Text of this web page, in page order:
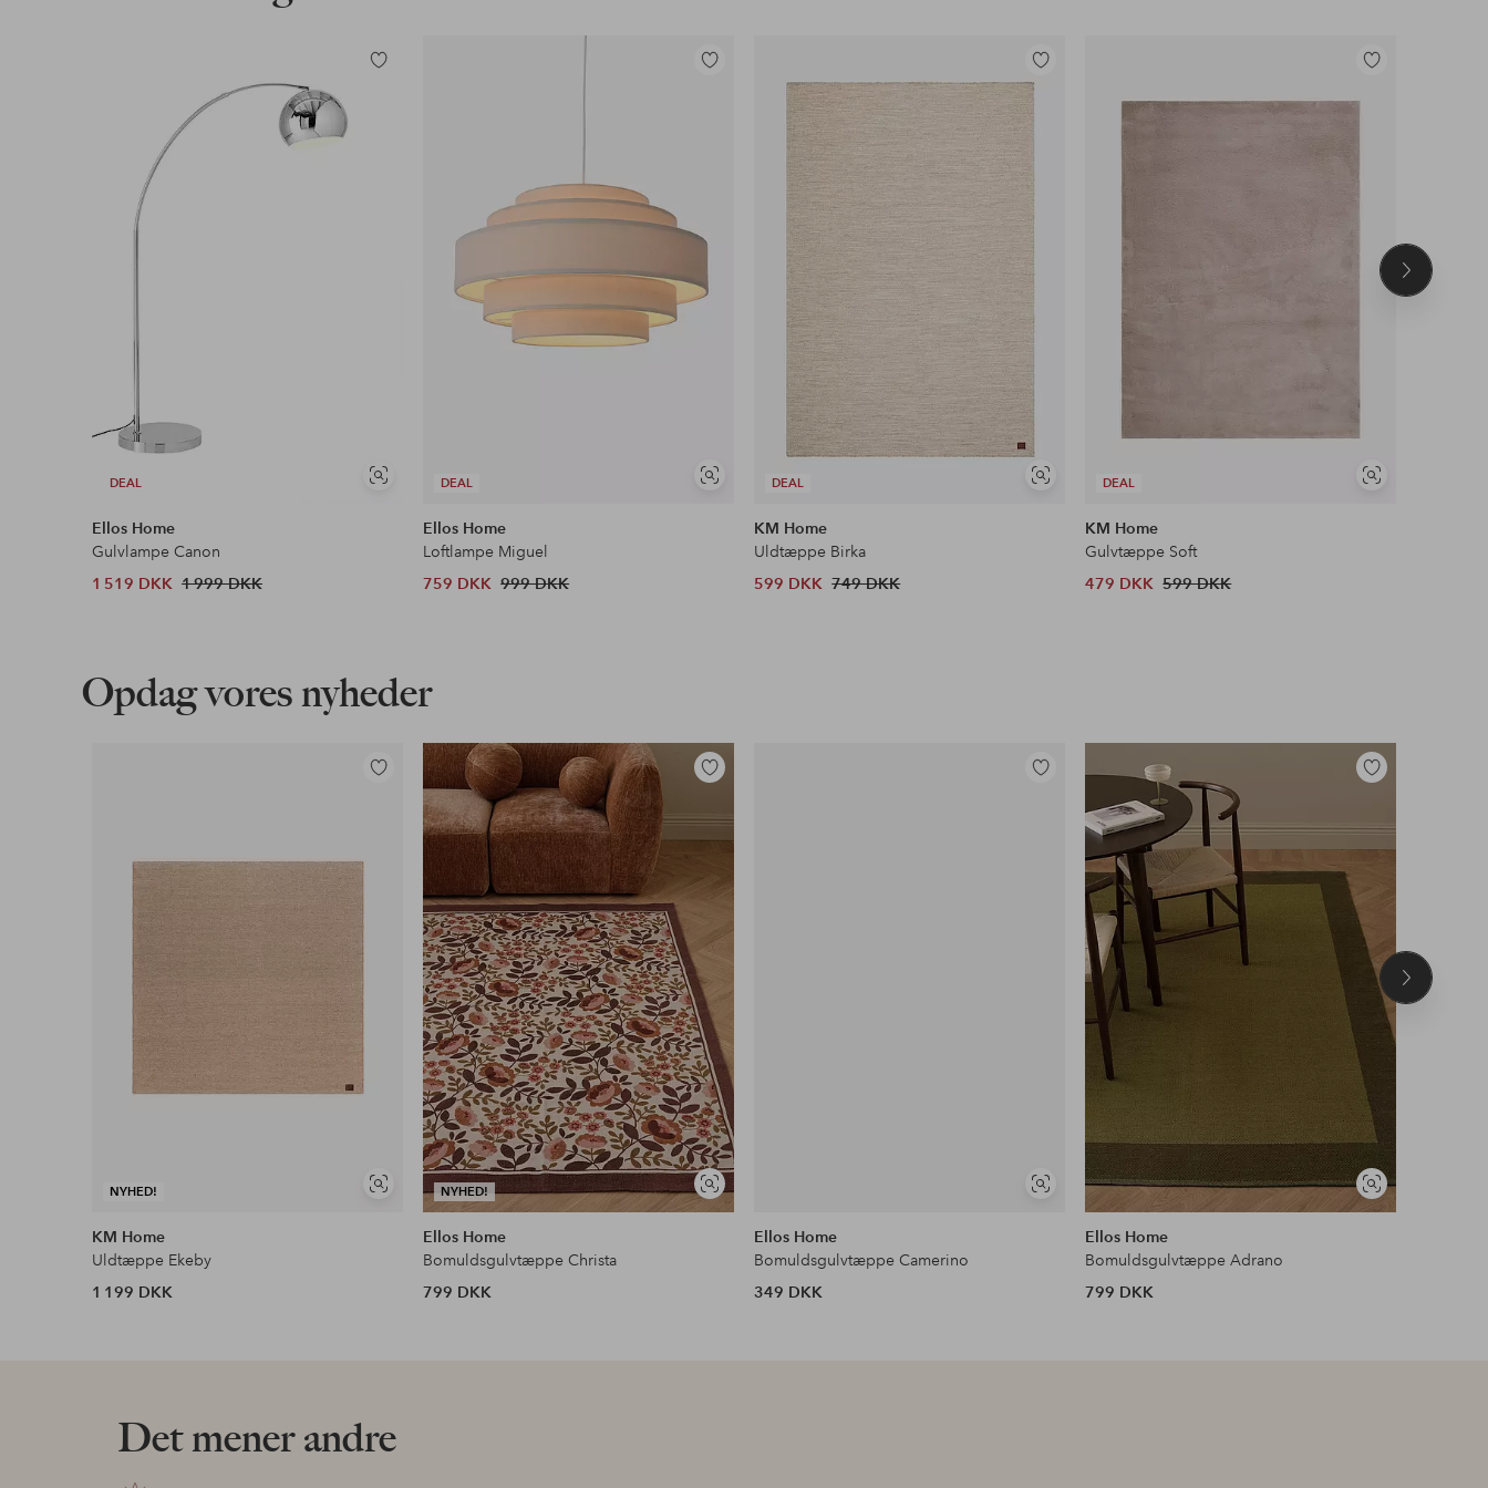
DEAL
Se
Tilføj
Ellos Home
Gulvlampe Canon
1 519 DKK 1 999 DKK
DEAL
Se
Tilføj
Ellos Home
Loftlampe Miguel
759 DKK 999 DKK
DEAL
Se
Tilføj
til
favoritter
KM Home
Uldtæppe Birka
599 DKK 749 DKK
DEAL
Se
Tilføj
KM Home
Gulvtæppe Soft
479 DKK 599 DKK
Næste
Opdag vores nyheder
NYHED!
Se
lignende
Tilføj
favoritter
KM Home
Uldtæppe Ekeby
1 199 DKK
NYHED!
Se
lignende
Tilføj
favoritter
Ellos Home
Bomuldsgulvtæppe Christa
799 DKK
Se
lignende
Tilføj
favoritter
Ellos Home
Bomuldsgulvtæppe Camerino
349 DKK
Se
lignende
Tilføj
favoritter
Ellos Home
Bomuldsgulvtæppe Adrano
799 DKK
Næste
Det mener andre